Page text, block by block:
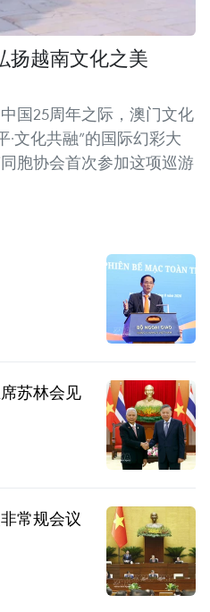
扬越南文化之美
国25周年之际，澳门文化
·文化共融”的国际幻彩大
胞协会首次参加这项巡游
苏林会见
常规会议